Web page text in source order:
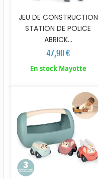
JEU DE CONSTRUCTION
STATION DE POLICE
ABRICK...
47,90 €
En stock Mayotte